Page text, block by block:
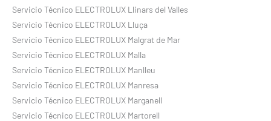
Servicio Técnico ELECTROLUX Llinars del Valles
Servicio Técnico ELECTROLUX Lluça
Servicio Técnico ELECTROLUX Malgrat de Mar
Servicio Técnico ELECTROLUX Malla
Servicio Técnico ELECTROLUX Manlleu
Servicio Técnico ELECTROLUX Manresa
Servicio Técnico ELECTROLUX Marganell
Servicio Técnico ELECTROLUX Martorell